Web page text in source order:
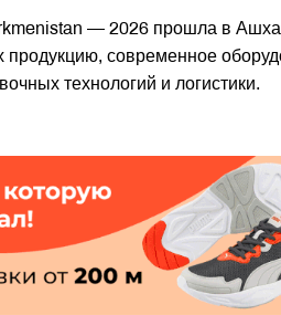
— 2026 прошла в
современное
технологий и логистики.